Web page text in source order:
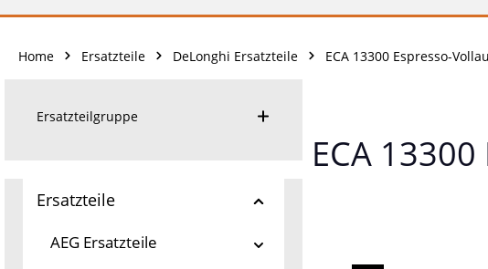
Home Ersatzteile DeLonghi Ersatzteile ECA 13300 Espresso-
Ersatzteilgruppe
Ersatzteile
AEG Ersatzteile
ECA